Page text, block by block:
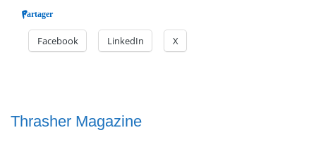
est très fréquenté (vélos, trots,
rollers), donc on ne peut pas le
Partager
Facebook LinkedIn X
Thrasher Magazine